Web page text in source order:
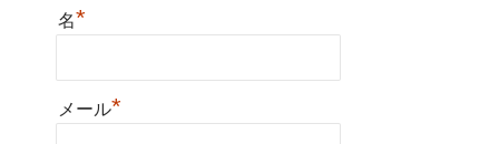
名*
メール*